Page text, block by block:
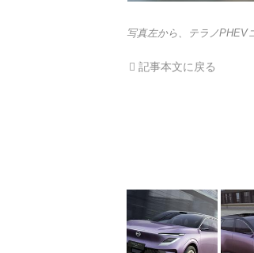
写真左から、テラノPHEV
記事本文に戻る